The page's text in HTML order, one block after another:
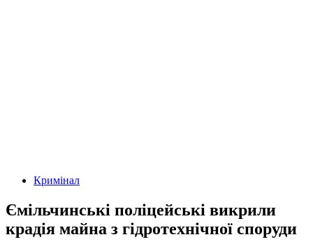
Кримінал
Ємільчинські поліцейські викрили
крадія майна з гідротехнічної споруди